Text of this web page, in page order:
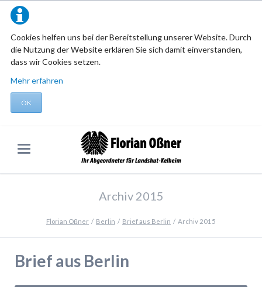
Cookies helfen uns bei der Bereitstellung unserer Website. Durch
die Nutzung der Website erklären Sie sich damit einverstanden,
dass wir Cookies setzen.
Mehr erfahren
OK
Archiv 2015
Florian Oßner Berlin Brief aus Berlin Archiv 2015
Brief aus Berlin